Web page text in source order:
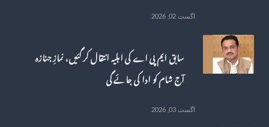
اگست 02, 2026
سابق ایم پی اے کی اہلیہ انتقال کر گئیں، نمازِ جنازہ
آج شام کو ادا کی جائے گی
اگست 03, 2026